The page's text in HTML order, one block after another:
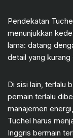
Pendekatan
menunjukkan
lama: datang
detail yang kurang
Di sisi lain, terlalu
pemain terlalu
manajemen
Tuchel harus
Inggris bermain